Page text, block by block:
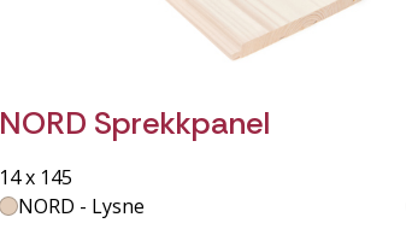
NORD Sprekkpanel
14 x 145
NORD - Lysne